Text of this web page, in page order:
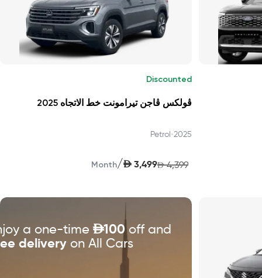
Discounted
ڤولكس ڤاجن تيرامونت خط الاتجاه 2025
2025
•
Petrol
AED 4,399
AED 3,499
/
Month
a one-time D100 off and
delivery on All Cars!